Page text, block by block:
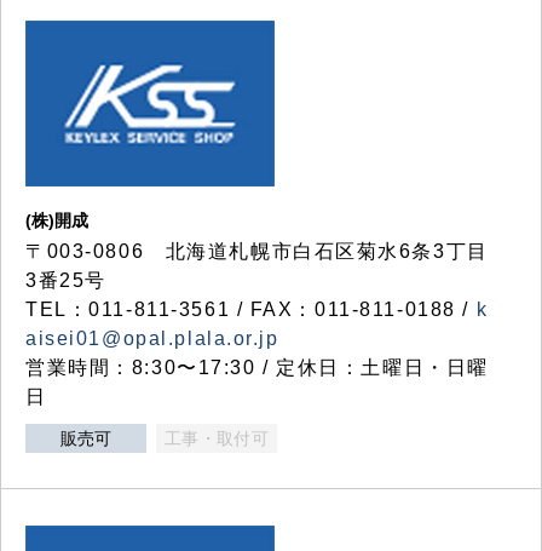
(株)開成
〒003-0806 北海道札幌市白石区菊水6条3丁目
3番25号
TEL：011-811-3561 / FAX：011-811-0188 / k
aisei01@opal.plala.or.jp
営業時間：8:30〜17:30 / 定休日：土曜日・日曜
日
販売可 工事・取付可